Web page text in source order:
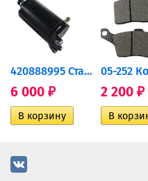
420888995 Стартер для...
6 000 ₽ 2 200 ₽